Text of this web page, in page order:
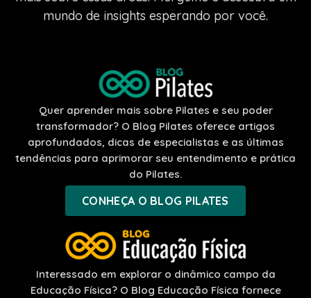
mundo de insights esperando por você.
Quer aprender mais sobre Pilates e seu poder
transformador? O Blog Pilates oferece artigos
aprofundados, dicas de especialistas e as últimas
tendências para aprimorar seu entendimento e prática
do Pilates.
CONHEÇA O BLOG PILATES
Interessado em explorar o dinâmico campo da
Educação Física? O Blog Educação Física fornece